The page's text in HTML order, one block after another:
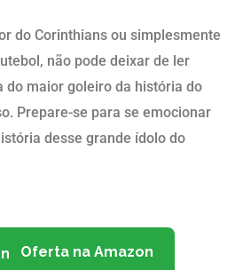
do Corinthians ou simplesmente
não pode deixar de ler
do maior goleiro da história do
Prepare-se para se emocionar
desse grande ídolo do
Oferta na Amazon